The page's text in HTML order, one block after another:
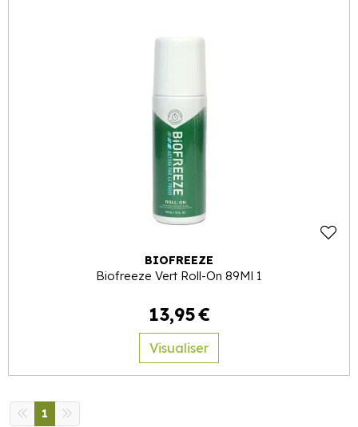
BIOFREEZE
Biofreeze Vert Roll-On 89Ml 1
13,95€
Visualiser
1